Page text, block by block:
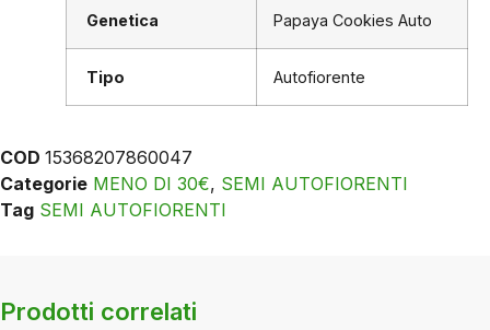
Genetica Papaya Cookies Auto
Tipo Autofiorente
COD 15368207860047
Categorie MENO DI 30€, SEMI AUTOFIORENTI
Tag SEMI AUTOFIORENTI
Prodotti correlati